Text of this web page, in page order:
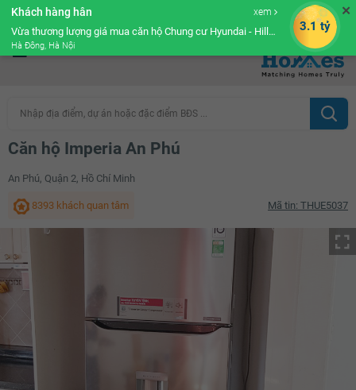
Cộng đồng Môi giới bPRO
Nhập địa điểm, dự án hoặc đặc điểm BĐS ...
Căn hộ Imperia An Phú
An Phú, Quận 2, Hồ Chí Minh
8393 khách quan tâm Mã tin: THUE5037
✕
Khách hàng hân xem
Vừa thương lượng giá mua căn hộ Chung cư Hyundai - Hillstate
Hà Đông, Hà Nội
3.1 tỷ